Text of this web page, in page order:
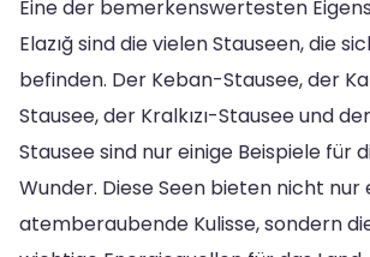
Eine der bemerkenswertesten
Elazığ sind die vielen Stauseen, die
befinden. Der Keban-Stausee, der
Stausee, der Kralkızı-Stausee und
Stausee sind nur einige Beispiele für
Wunder. Diese Seen bieten nicht nur
atemberaubende Kulisse, sondern